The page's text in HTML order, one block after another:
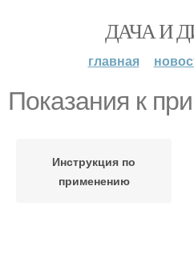
ДАЧА И
главная
Показания к
Инструкция по
применению